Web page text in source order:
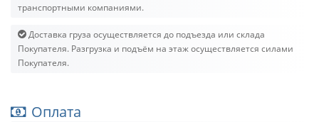
транспортными компаниями.
Доставка груза осуществляется до подъезда или склада
Покупателя. Разгрузка и подъём на этаж осуществляется силами
Покупателя.
Оплата